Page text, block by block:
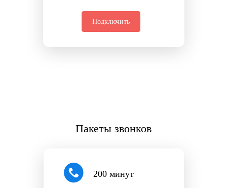
Подключить
Пакеты звонков
200 минут